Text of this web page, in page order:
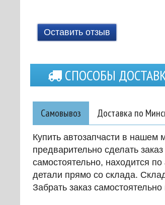
Оставить отзыв
СПОСОБЫ
Самовывоз Доставка по
Купить автозапчасти в нашем
предварительно сделать
самостоятельно, находится по
детали прямо со склада.
Забрать заказ